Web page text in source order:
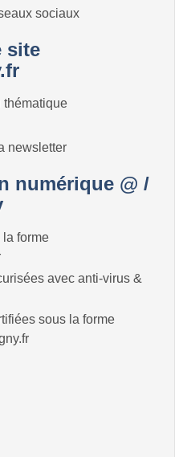
sociaux
site
thématique
newsletter
numérique @ /
forme
avec anti-virus &
sous la forme